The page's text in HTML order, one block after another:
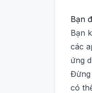
Bạn
Bạn
các
ứng
Đừng
có